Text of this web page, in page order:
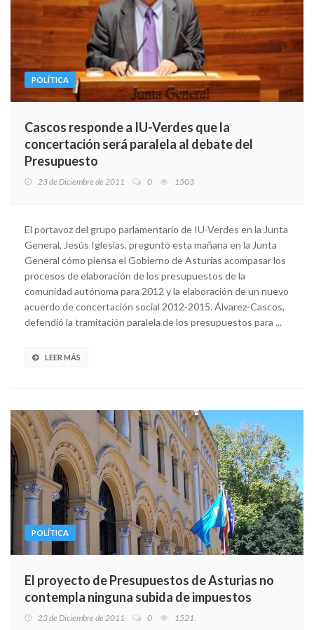
POLÍTICA
Cascos responde a IU-Verdes que la
concertación será paralela al debate del
Presupuesto
23 de Diciembre de 2011 0 1503
El portavoz del grupo parlamentario de IU-Verdes en la Junta
General, Jesús Iglesias, preguntó esta mañana en la Junta
General cómo piensa el Gobierno de Asturias acompasar los
procesos de elaboración de los presupuestos de la
comunidad autónoma para 2012 y la elaboración de un nuevo
acuerdo de concertación social 2012-2015. Álvarez-Cascos,
defendió la tramitación paralela de los presupuestos para ...
LEER MÁS
POLÍTICA
El proyecto de Presupuestos de Asturias no
contempla ninguna subida de impuestos
23 de Diciembre de 2011 0 1521